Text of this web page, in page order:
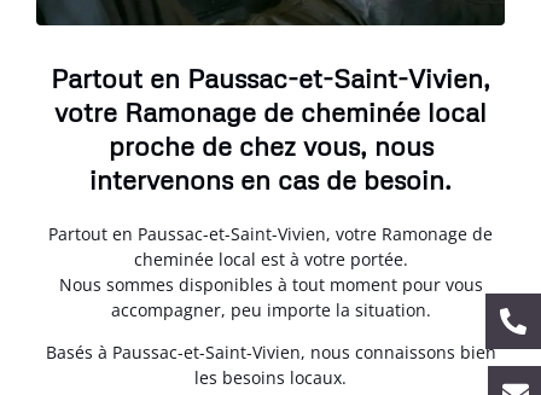
Partout en Paussac-et-Saint-Vivien,
votre Ramonage de cheminée local
proche de chez vous, nous
intervenons en cas de besoin.
Partout en Paussac-et-Saint-Vivien, votre Ramonage de
cheminée local est à votre portée.
Nous sommes disponibles à tout moment pour vous
accompagner, peu importe la situation.
Basés à Paussac-et-Saint-Vivien, nous connaissons bien
les besoins locaux.